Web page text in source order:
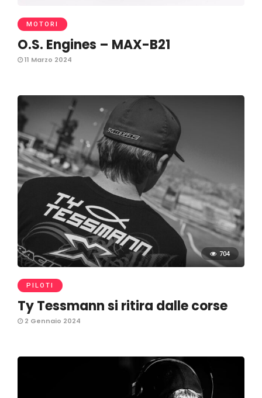
MOTORI
O.S. Engines – MAX-B21
11 Marzo 2024
704
PILOTI
Ty Tessmann si ritira dalle corse
2 Gennaio 2024